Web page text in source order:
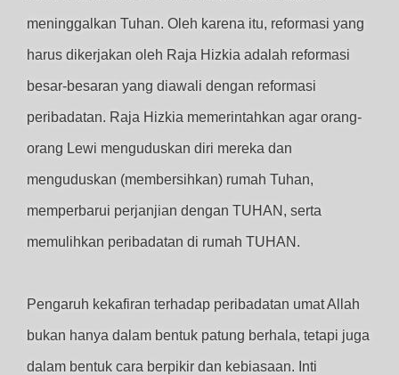
meninggalkan Tuhan. Oleh karena itu, reformasi yang
harus dikerjakan oleh Raja Hizkia adalah reformasi
besar-besaran yang diawali dengan reformasi
peribadatan. Raja Hizkia memerintahkan agar orang-
orang Lewi menguduskan diri mereka dan
menguduskan (membersihkan) rumah Tuhan,
memperbarui perjanjian dengan TUHAN, serta
memulihkan peribadatan di rumah TUHAN.
Pengaruh kekafiran terhadap peribadatan umat Allah
bukan hanya dalam bentuk patung berhala, tetapi juga
dalam bentuk cara berpikir dan kebiasaan. Inti